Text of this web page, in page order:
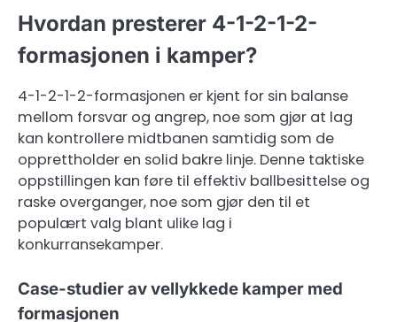
Hvordan presterer 4-1-2-1-2-
formasjonen i kamper?
4-1-2-1-2-formasjonen er kjent for sin balanse
mellom forsvar og angrep, noe som gjør at lag
kan kontrollere midtbanen samtidig som de
opprettholder en solid bakre linje. Denne taktiske
oppstillingen kan føre til effektiv ballbesittelse og
raske overganger, noe som gjør den til et
populært valg blant ulike lag i
konkurransekamper.
Case-studier av vellykkede kamper med
formasjonen